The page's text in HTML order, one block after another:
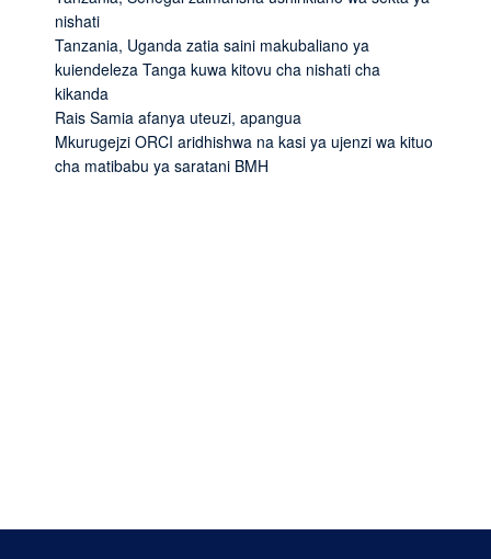
nishati
Tanzania, Uganda zatia saini makubaliano ya
kuiendeleza Tanga kuwa kitovu cha nishati cha
kikanda
Rais Samia afanya uteuzi, apangua
Mkurugejzi ORCI aridhishwa na kasi ya ujenzi wa kituo
cha matibabu ya saratani BMH